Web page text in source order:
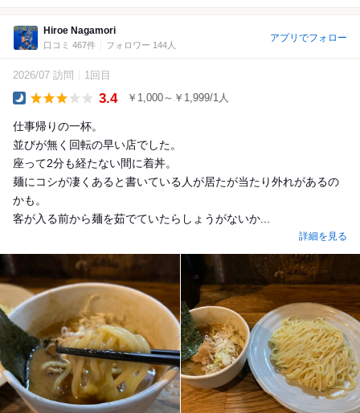
Hiroe Nagamori
口コミ 467件 フォロワー 144人
アプリでフォロー
2026/07 訪問 1回目
3.4 ￥1,000～￥1,999/1人
仕事帰りの一杯。
並びが無く回転の早い店でした。
座って2分も経たない間に着丼。
麺にコシが凄くあると書いている人が居たが当たり外れがあるの
かも。
客が入る前から麺を茹でていたらしょうがないか...
詳細を見る